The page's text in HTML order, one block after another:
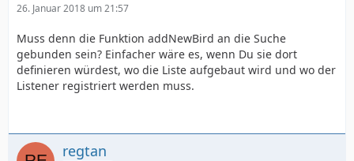
26. Januar 2018 um 21:57
Muss denn die Funktion addNewBird an die Suche
gebunden sein? Einfacher wäre es, wenn Du sie dort
definieren würdest, wo die Liste aufgebaut wird und wo der
Listener registriert werden muss.
regtan